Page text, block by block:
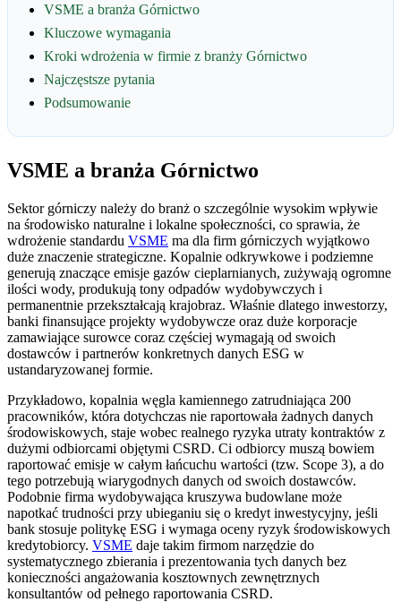
VSME a branża Górnictwo
Kluczowe wymagania
Kroki wdrożenia w firmie z branży Górnictwo
Najczęstsze pytania
Podsumowanie
VSME a branża Górnictwo
Sektor górniczy należy do branż o szczególnie wysokim wpływie
na środowisko naturalne i lokalne społeczności, co sprawia, że
wdrożenie standardu VSME ma dla firm górniczych wyjątkowo
duże znaczenie strategiczne. Kopalnie odkrywkowe i podziemne
generują znaczące emisje gazów cieplarnianych, zużywają ogromne
ilości wody, produkują tony odpadów wydobywczych i
permanentnie przekształcają krajobraz. Właśnie dlatego inwestorzy,
banki finansujące projekty wydobywcze oraz duże korporacje
zamawiające surowce coraz częściej wymagają od swoich
dostawców i partnerów konkretnych danych ESG w
ustandaryzowanej formie.
Przykładowo, kopalnia węgla kamiennego zatrudniająca 200
pracowników, która dotychczas nie raportowała żadnych danych
środowiskowych, staje wobec realnego ryzyka utraty kontraktów z
dużymi odbiorcami objętymi CSRD. Ci odbiorcy muszą bowiem
raportować emisje w całym łańcuchu wartości (tzw. Scope 3), a do
tego potrzebują wiarygodnych danych od swoich dostawców.
Podobnie firma wydobywająca kruszywa budowlane może
napotkać trudności przy ubieganiu się o kredyt inwestycyjny, jeśli
bank stosuje politykę ESG i wymaga oceny ryzyk środowiskowych
kredytobiorcy. VSME daje takim firmom narzędzie do
systematycznego zbierania i prezentowania tych danych bez
konieczności angażowania kosztownych zewnętrznych
konsultantów od pełnego raportowania CSRD.